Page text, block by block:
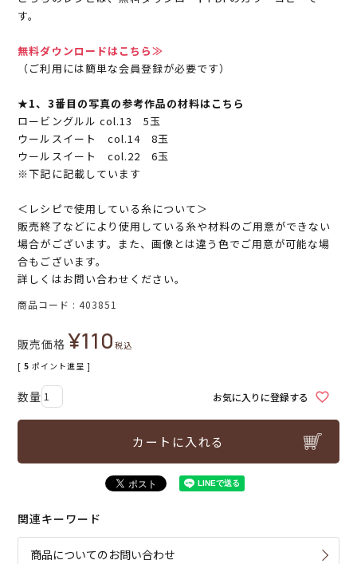
す。
無料ダウンロードはこちら≫
（ご利用には簡単な会員登録が必要です）
★1、3番目の写真の参考作品の材料はこちら
ロービングルル col.13 5玉
ウールスイート col.14 8玉
ウールスイート col.22 6玉
※下記に記載しています
＜レシピで使用している糸について＞
販売終了などにより使用している糸や材料のご用意ができない
場合がございます。また、画像とは違う色でご用意が可能な場
合もございます。
詳しくはお問い合わせください。
商品コード 403851
販売価格 ¥110税込
[ 5 ポイント進呈 ]
お気に入りに登録する
カートに入れる
関連キーワード
商品についてのお問い合わせ